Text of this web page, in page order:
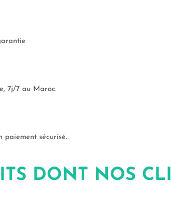
7j/7 au Maroc.
paiement sécurisé.
DONT NOS